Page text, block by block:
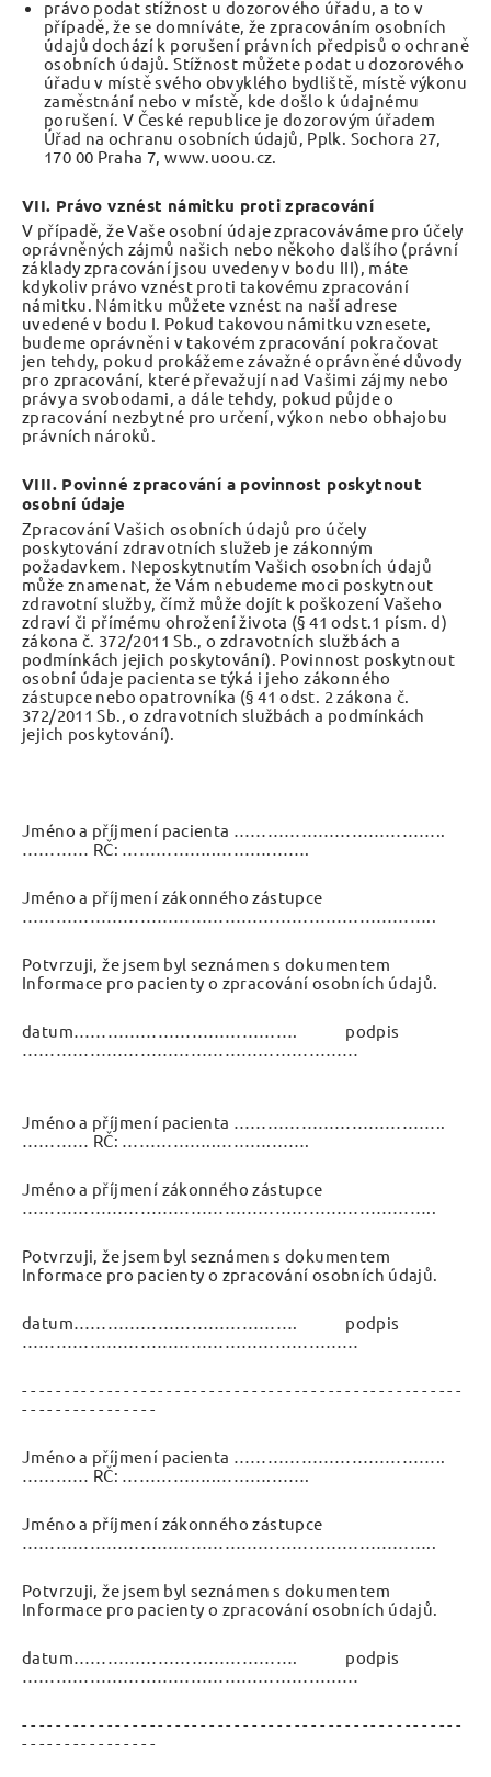
právo podat stížnost u dozorového úřadu, a to v
případě, že se domníváte, že zpracováním osobních
údajů dochází k porušení právních předpisů o ochraně
osobních údajů. Stížnost můžete podat u dozorového
úřadu v místě svého obvyklého bydliště, místě výkonu
zaměstnání nebo v místě, kde došlo k údajnému
porušení. V České republice je dozorovým úřadem
Úřad na ochranu osobních údajů, Pplk. Sochora 27,
170 00 Praha 7, www.uoou.cz.
VII. Právo vznést námitku proti zpracování
V případě, že Vaše osobní údaje zpracováváme pro účely
oprávněných zájmů našich nebo někoho dalšího (právní
základy zpracování jsou uvedeny v bodu III), máte
kdykoliv právo vznést proti takovému zpracování
námitku. Námitku můžete vznést na naší adrese
uvedené v bodu I. Pokud takovou námitku vznesete,
budeme oprávněni v takovém zpracování pokračovat
jen tehdy, pokud prokážeme závažné oprávněné důvody
pro zpracování, které převažují nad Vašimi zájmy nebo
právy a svobodami, a dále tehdy, pokud půjde o
zpracování nezbytné pro určení, výkon nebo obhajobu
právních nároků.
VIII. Povinné zpracování a povinnost poskytnout
osobní údaje
Zpracování Vašich osobních údajů pro účely
poskytování zdravotních služeb je zákonným
požadavkem. Neposkytnutím Vašich osobních údajů
může znamenat, že Vám nebudeme moci poskytnout
zdravotní služby, čímž může dojít k poškození Vašeho
zdraví či přímému ohrožení života (§ 41 odst.1 písm. d)
zákona č. 372/2011 Sb., o zdravotních službách a
podmínkách jejich poskytování). Povinnost poskytnout
osobní údaje pacienta se týká i jeho zákonného
zástupce nebo opatrovníka (§ 41 odst. 2 zákona č.
372/2011 Sb., o zdravotních službách a podmínkách
jejich poskytování).
Jméno a příjmení pacienta ………………………………..
………… RČ: ……………..……….…….
Jméno a příjmení zákonného zástupce
Potvrzuji, že jsem byl seznámen s dokumentem
Informace pro pacienty o zpracování osobních údajů.
datum…………………………………. podpis
Jméno a příjmení pacienta ………………………………..
………… RČ: ……………..……….…….
Jméno a příjmení zákonného zástupce
Potvrzuji, že jsem byl seznámen s dokumentem
Informace pro pacienty o zpracování osobních údajů.
datum…………………………………. podpis
- - - - - - - - - - - - - - - - - - - - - - - - - - - - - - - - - - - - - - - - - - - - - - - - - - - -
- - - - - - - - - - - - - - - -
Jméno a příjmení pacienta ………………………………..
………… RČ: ……………..……….…….
Jméno a příjmení zákonného zástupce
Potvrzuji, že jsem byl seznámen s dokumentem
Informace pro pacienty o zpracování osobních údajů.
datum…………………………………. podpis
- - - - - - - - - - - - - - - - - - - - - - - - - - - - - - - - - - - - - - - - - - - - - - - - - - - -
- - - - - - - - - - - - - - - -